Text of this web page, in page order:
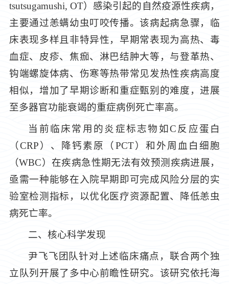
tsutsugamushi, OT）感染引起的自然疫源性疾病，
主要通过恙螨幼虫叮咬传播。该病起病急骤，临
床表现多样且非特异性，早期常表现为高热、毒
血症、皮疹、焦痂、淋巴结肿大等，与登革热、
钩端螺旋体病、伤寒等热带常见发热性疾病高度
相似，增加了早期诊断和重症甄别的难度，进展
至多器官功能衰竭的重症病例死亡率高。
当前临床常用的炎症标志物如C反应蛋白
（CRP）、降钙素原（PCT）和外周血白细胞
（WBC）在疾病急性期无法有效预测疾病进展，
亟需一种能够在入院早期即可完成风险分层的实
验室检测指标，以优化医疗资源配置、降低恙虫
病死亡率。
二、核心科学发现
尹飞飞团队针对上述临床痛点，联合两个独
立队列开展了多中心前瞻性研究。该研究依托海